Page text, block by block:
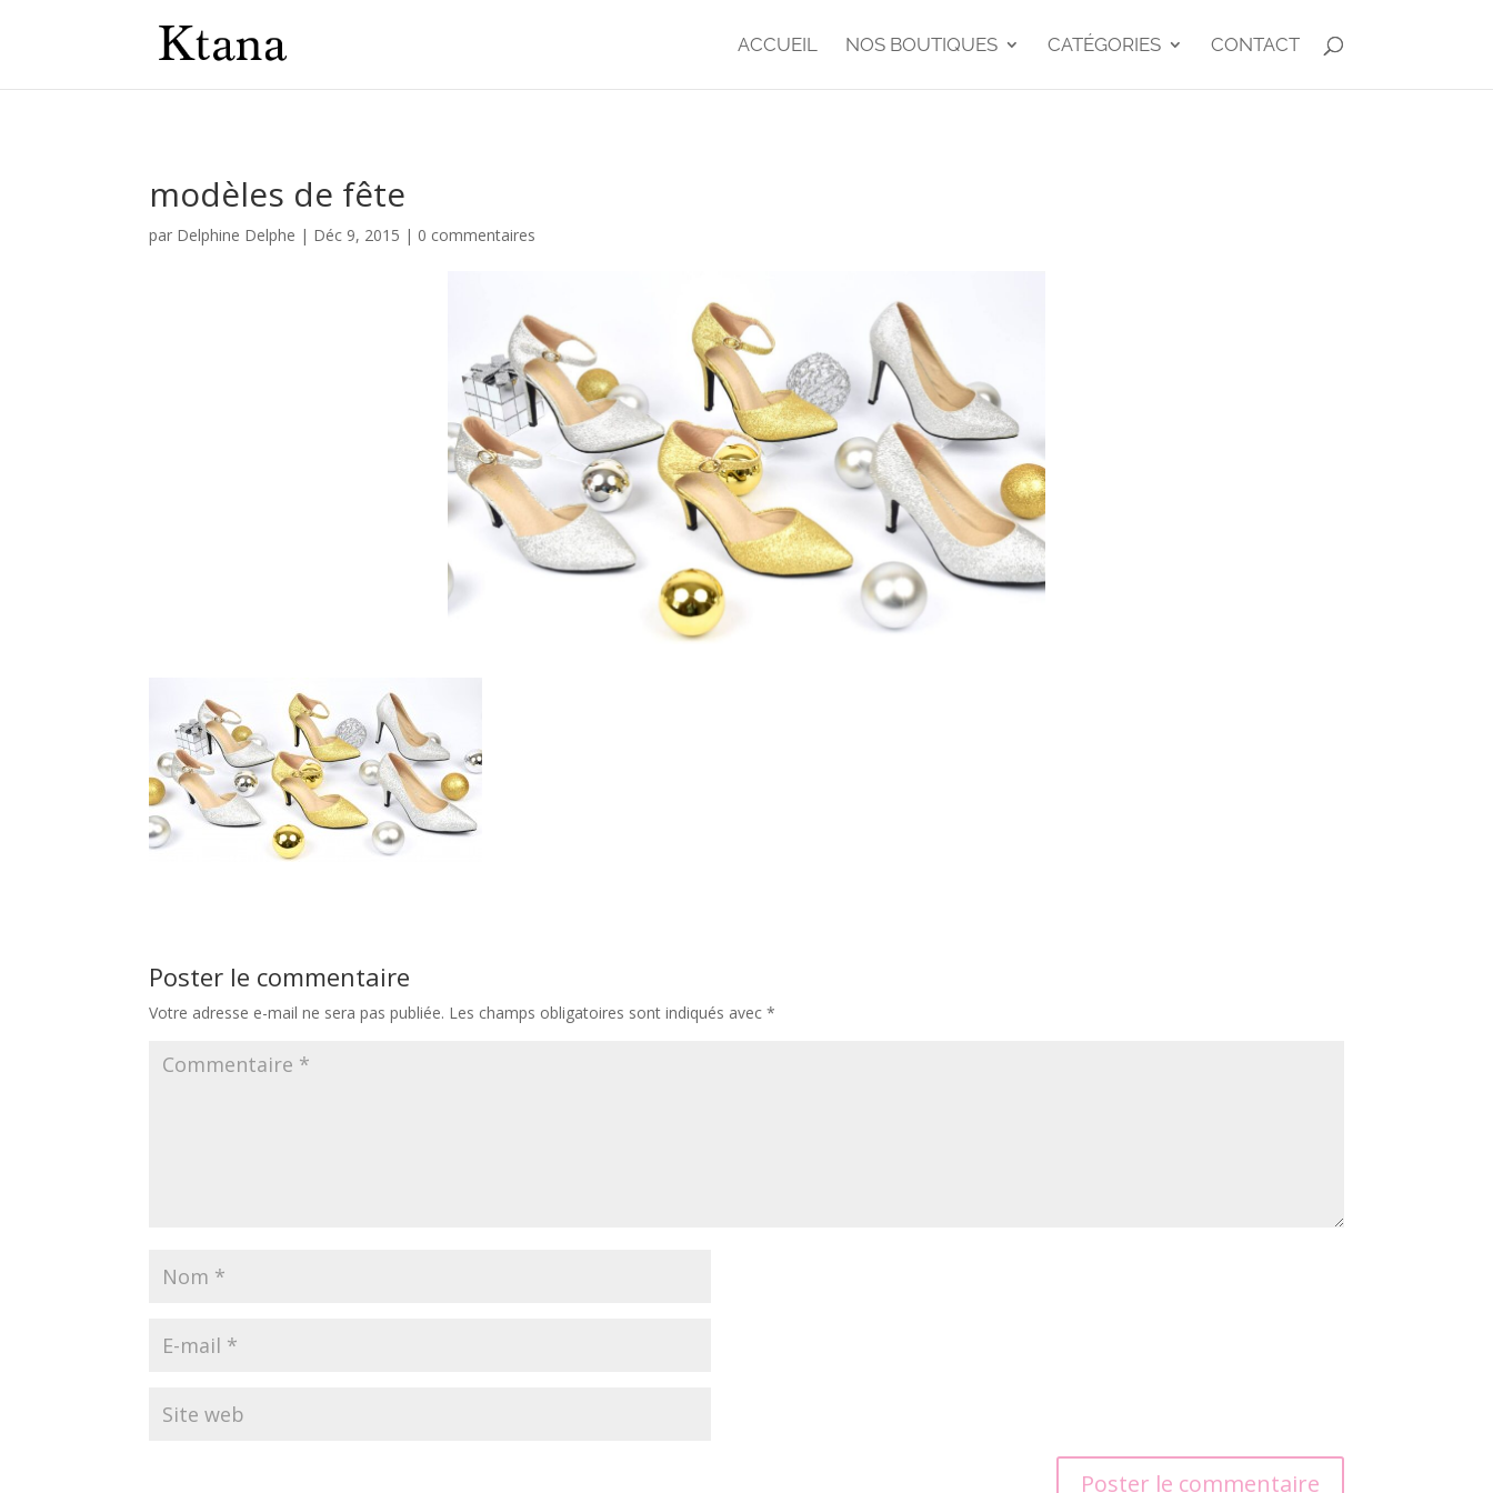
ACCUEIL NOS BOUTIQUES CATÉGORIES CONTACT
modèles de fête
par Delphine Delphe | Déc 9, 2015 | 0 commentaires
Poster le commentaire
Votre adresse e-mail ne sera pas publiée. Les champs obligatoires sont indiqués avec*